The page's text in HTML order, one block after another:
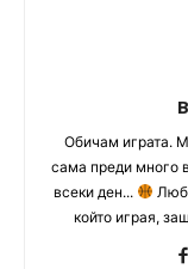
Обичам играта.
сама преди много
всеки ден...
който играя,